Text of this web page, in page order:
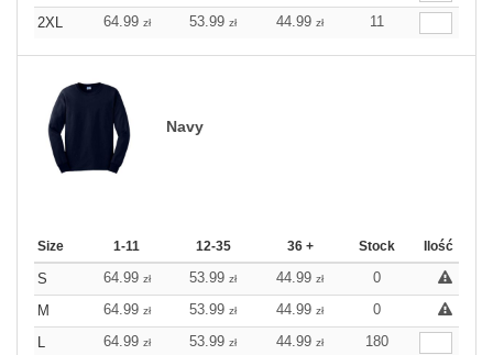
2XL
64.99 zł 53.99 zł 44.99 zł 11
Navy
Size 1-11 12-35 36 + Stock Ilość
S 64.99 zł 53.99 zł 44.99 zł
0
M
64.99 zł 53.99 zł 44.99 zł
0
L
64.99 zł 53.99 zł 44.99 zł
180